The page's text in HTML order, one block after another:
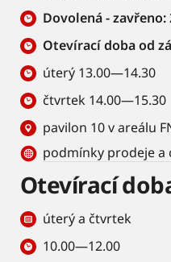
Dovolená - zavřeno:
Otevírací doba od
úterý 13.00—14.30
čtvrtek 14.00—15.30
pavilon 10 v areálu
podmínky prodeje a
Otevírací
úterý a čtvrtek
10.00—12.00